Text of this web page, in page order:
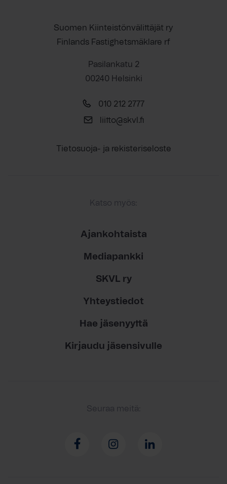
Suomen Kiinteistönvälittäjät ry
Finlands Fastighetsmäklare rf
Pasilankatu 2
00240 Helsinki
010 212 2777
liitto@skvl.fi
Tietosuoja- ja rekisteriseloste
Katso myös:
Ajankohtaista
Mediapankki
SKVL ry
Yhteystiedot
Hae jäsenyyttä
Kirjaudu jäsensivulle
Seuraa meitä: